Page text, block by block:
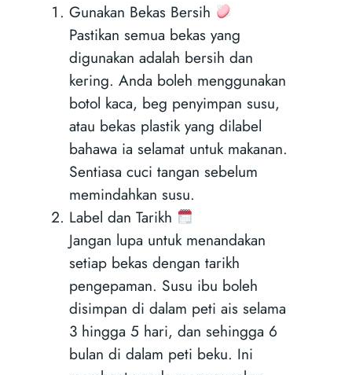
Gunakan Bekas Bersih
Pastikan semua bekas yang
digunakan adalah bersih dan
kering. Anda boleh menggunakan
botol kaca, beg penyimpan susu,
atau bekas plastik yang dilabel
bahawa ia selamat untuk makanan.
Sentiasa cuci tangan sebelum
memindahkan susu.
Label dan Tarikh
Jangan lupa untuk menandakan
setiap bekas dengan tarikh
pengepaman. Susu ibu boleh
disimpan di dalam peti ais selama
3 hingga 5 hari, dan sehingga 6
bulan di dalam peti beku. Ini